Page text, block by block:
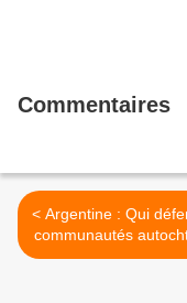
Commentaires
< Argentine : Qui défend les
communautés
?